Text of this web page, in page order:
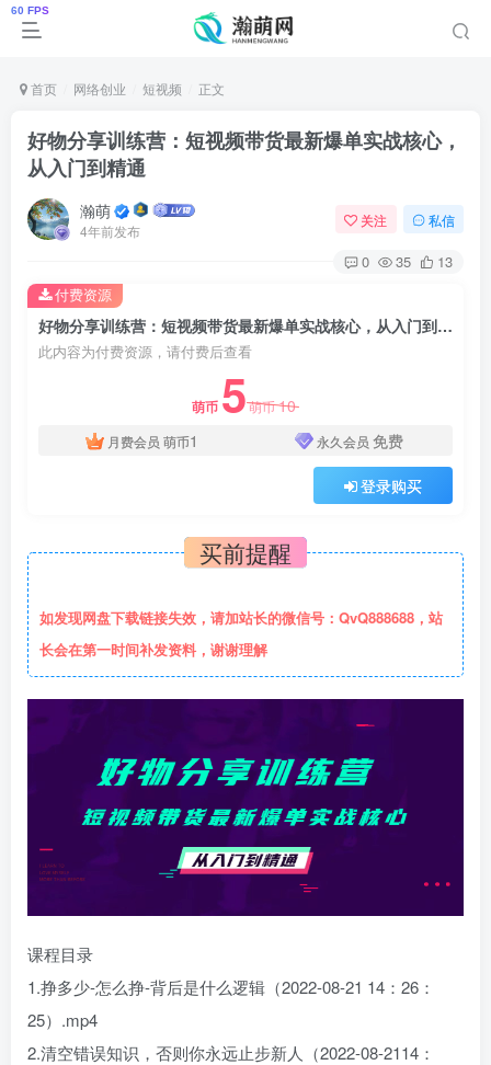
首页 网络创业 短视频 正文
好物分享训练营：短视频带货最新爆单实战核心，
从入门到精通
瀚萌
4年前发布
关注 私信
0 35 13
好物分享训练营：短视频带货最新爆单实战核心，从入门到精通
此内容为付费资源，请付费后查看
萌币 5萌币10
月费会员 萌币1 永久会员 免费
登录购买
付费资源
买前提醒
如发现网盘下载链接失效，请加站长的微信号：QvQ888688，站
长会在第一时间补发资料，谢谢理解
课程目录
1.挣多少-怎么挣-背后是什么逻辑（2022-08-21 14：26：
25）.mp4
2.清空错误知识，否则你永远止步新人（2022-08-2114：